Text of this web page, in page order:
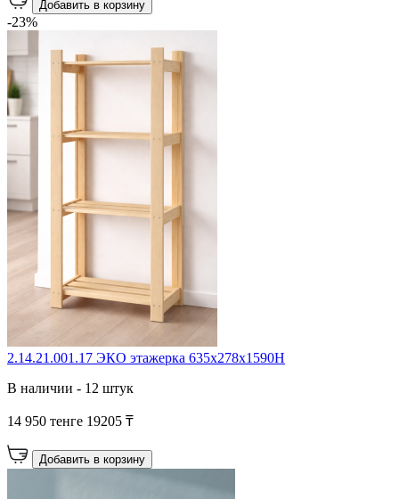
Добавить в корзину
-23%
2.14.21.001.17 ЭКО этажерка 635х278х1590Н
В наличии - 12 штук
14 950 тенге 19205 ₸
Добавить в корзину